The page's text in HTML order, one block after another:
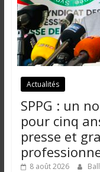
Actualités
SPPG : un
pour cinq
presse et
8 août 2026